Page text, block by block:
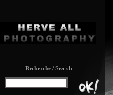
Recherche / Search